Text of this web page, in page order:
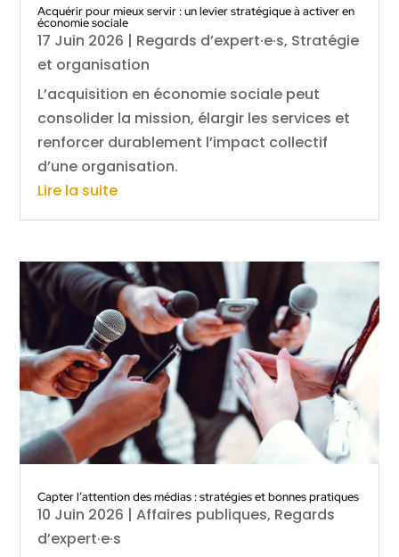
Acquérir pour mieux servir : un levier stratégique à activer en
économie sociale
17 Juin 2026 | Regards d’expert·e·s, Stratégie
et organisation
L’acquisition en économie sociale peut
consolider la mission, élargir les services et
renforcer durablement l’impact collectif
d’une organisation.
Lire la suite
Capter l’attention des médias : stratégies et bonnes pratiques
10 Juin 2026 |Affaires publiques, Regards
d’expert·e·s